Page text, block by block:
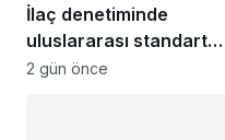
İlaç denetiminde
uluslararası standart
dönemi
2 gün önce